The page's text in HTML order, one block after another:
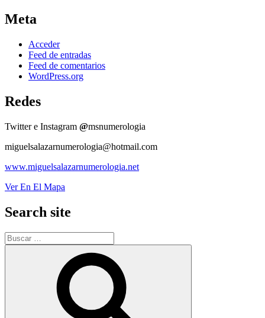
Meta
Acceder
Feed de entradas
Feed de comentarios
WordPress.org
Redes
Twitter e Instagram @msnumerologia
miguelsalazarnumerologia@hotmail.com
www.miguelsalazarnumerologia.net
Ver En El Mapa
Search site
Buscar
por: